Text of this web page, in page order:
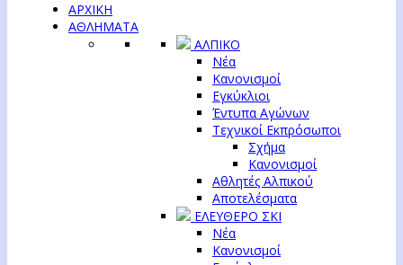
ΑΡΧΙΚΗ
ΑΘΛΗΜΑΤΑ
ΑΛΠΙΚΟ
Νέα
Κανονισμοί
Εγκύκλιοι
Έντυπα Αγώνων
Τεχνικοί Εκπρόσωποι
Σχήμα
Κανονισμοί
Αθλητές Αλπικού
Αποτελέσματα
ΕΛΕΥΘΕΡΟ ΣΚΙ
Νέα
Κανονισμοί